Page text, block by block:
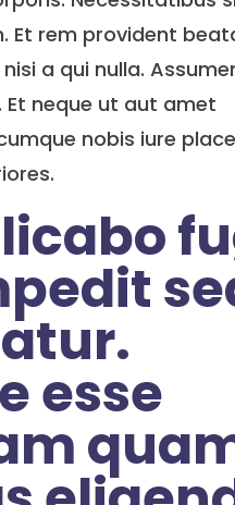
Et rem provident
a qui nulla.
neque ut aut amet
nobis iure
esse